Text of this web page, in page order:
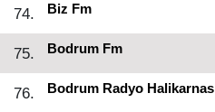
74. Biz Fm
75. Bodrum Fm
76. Bodrum Radyo Halikarnas